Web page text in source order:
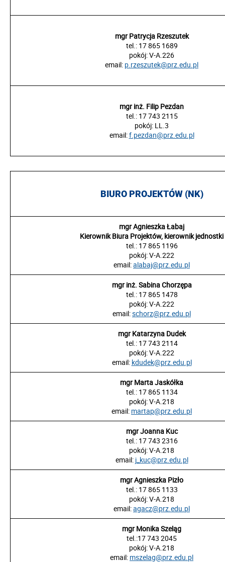
mgr Patrycja Rzeszutek
tel.: 17 865 1689
pokój:V-A.226
email: p.rzeszutek@prz.edu.pl
mgr inż. Filip Pezdan
tel.: 17 743 2115
pokój: LL.3
email:f.pezdan@prz.edu.pl
BIURO PROJEKTÓW (NK)
mgr Agnieszka Łabaj
Kierownik Biura Projektów, kierownik jednostki
tel.: 17 865 1196
pokój:V-A.222
email:alabaj@prz.edu.pl
mgr inż. Sabina Chorzępa
tel.: 17 865 1478
pokój: V-A.222
email:schorz@prz.edu.pl
mgr Katarzyna Dudek
tel.: 17 743 2114
pokój: V-A.222
email: kdudek@prz.edu.pl
mgr Marta Jaskółka
tel.: 17 865 1134
pokój: V-A.218
email: martap@prz.edu.pl
mgr Joanna Kuc
tel.: 17 743 2316
pokój: V-A.218
email: j_kuc@prz.edu.pl
mgr Agnieszka Pizło
tel.: 17 865 1133
pokój: V-A.218
email:agacz@prz.edu.pl
mgr Monika Szeląg
tel.:17 743 2045
pokój:V-A.218
email: mszelag@prz.edu.pl